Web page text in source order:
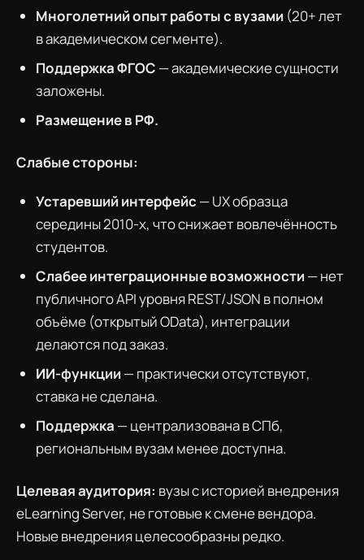
Многолетний опыт работы с вузами (20+ лет
в академическом сегменте).
Поддержка ФГОС — академические сущности
заложены.
Размещение в РФ.
Слабые стороны:
Устаревший интерфейс — UX образца
середины 2010-х, что снижает вовлечённость
студентов.
Слабее интеграционные возможности— нет
публичного API уровня REST/JSON в полном
объёме (открытый OData), интеграции
делаются под заказ.
ИИ-функции— практически отсутствуют,
ставка не сделана.
Поддержка — централизована в СПб,
региональным вузам менее доступна.
Целевая аудитория: вузы с историей внедрения
eLearning Server, не готовые к смене вендора.
Новые внедрения целесообразны редко.